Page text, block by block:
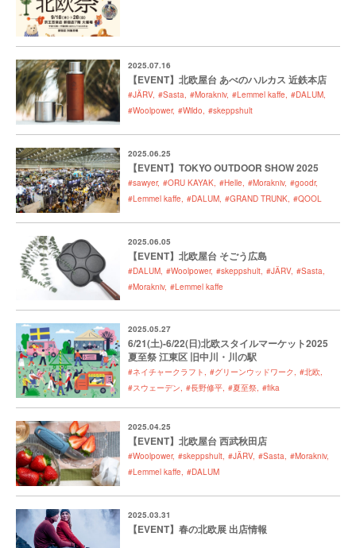
2025.07.16
【EVENT】北欧屋台 あべのハルカス 近鉄本店
#JÄRV #Sasta #Morakniv #Lemmel kaffe #DALUM
#Woolpower #Wildo #skeppshult
2025.06.25
【EVENT】TOKYO OUTDOOR SHOW 2025
#sawyer #ORU KAYAK #Helle #Morakniv #goodr
#Lemmel kaffe #DALUM #GRAND TRUNK #QOOL
2025.06.05
【EVENT】北欧屋台 そごう広島
#DALUM #Woolpower #skeppshult #JÄRV #Sasta
#Morakniv #Lemmel kaffe
2025.05.27
6/21(土)-6/22(日)北欧スタイルマーケット2025
夏至祭 江東区 旧中川・川の駅
#ネイチャークラフト #グリーンウッドワーク
#北欧
#スウェーデン #長野修平 #夏至祭 #fika
2025.04.25
【EVENT】北欧屋台 西武秋田店
#Woolpower #skeppshult #JÄRV #Sasta #Morakniv
#Lemmel kaffe #DALUM
2025.03.31
【EVENT】春の北欧展 出店情報